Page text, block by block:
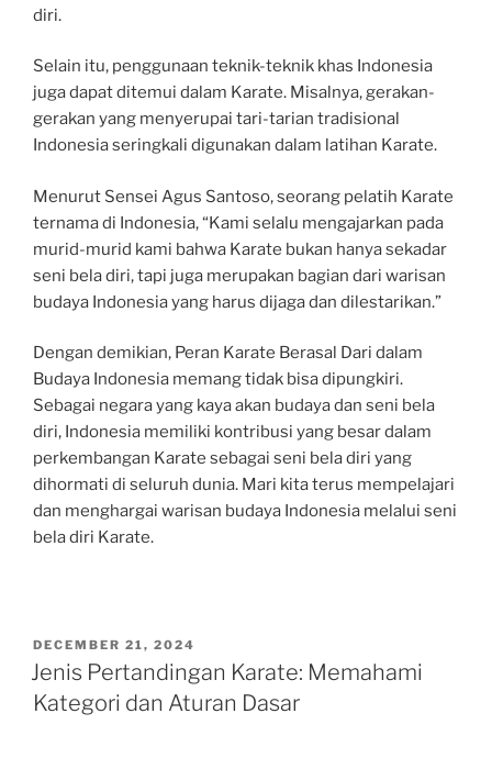
diri.
Selain itu, penggunaan teknik-teknik khas Indonesia
juga dapat ditemui dalam Karate. Misalnya, gerakan-
gerakan yang menyerupai tari-tarian tradisional
Indonesia seringkali digunakan dalam latihan Karate.
Menurut Sensei Agus Santoso, seorang pelatih Karate
ternama di Indonesia, “Kami selalu mengajarkan pada
murid-murid kami bahwa Karate bukan hanya sekadar
seni bela diri, tapi juga merupakan bagian dari warisan
budaya Indonesia yang harus dijaga dan dilestarikan.”
Dengan demikian, Peran Karate Berasal Dari dalam
Budaya Indonesia memang tidak bisa dipungkiri.
Sebagai negara yang kaya akan budaya dan seni bela
diri, Indonesia memiliki kontribusi yang besar dalam
perkembangan Karate sebagai seni bela diri yang
dihormati di seluruh dunia. Mari kita terus mempelajari
dan menghargai warisan budaya Indonesia melalui seni
bela diri Karate.
POSTED
ON
DECEMBER 21, 2024
Jenis Pertandingan Karate: Memahami
Kategori dan Aturan Dasar